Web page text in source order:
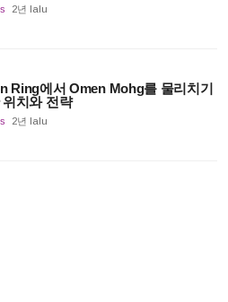
2년 lalu
Ring에서 Omen Mohg를 물리치기
위치와 전략
2년 lalu